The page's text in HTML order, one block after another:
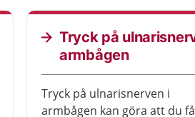
Tryck på
armbågen
Tryck på ulnarisnerven i
armbågen kan göra att du